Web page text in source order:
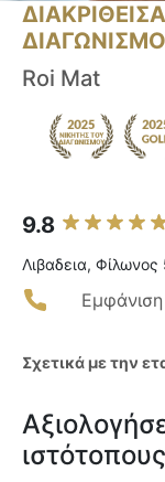
ΔΙΑΓΩΝΙΣΜΟΥ
Roi Mat
9.8
Λιβαδεια, Φίλωνος
Σχετικά με την
ιστότοπους